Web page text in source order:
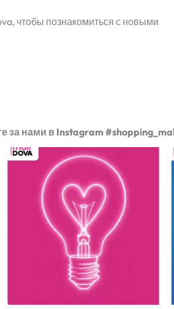
чтобы познакомиться с новыми
за нами в Instagram